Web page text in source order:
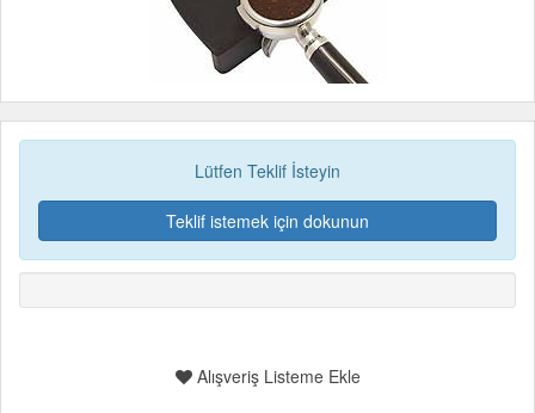
Lütfen Teklif İsteyin
Teklif istemek için dokunun
Alışveriş Listeme Ekle